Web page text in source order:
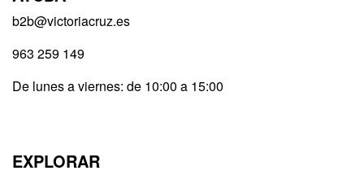
b2b@victoriacruz.es
963 259 149
De lunes a viernes: de 10:00 a 15:00
EXPLORAR